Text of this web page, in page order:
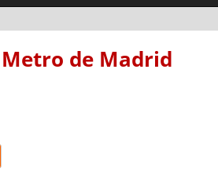
de Madrid